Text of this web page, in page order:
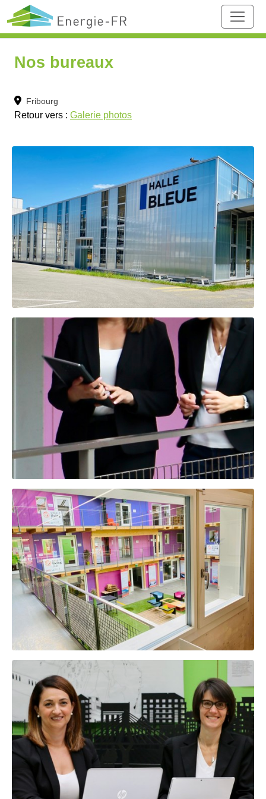
Nos bureaux
Fribourg
Retour vers : Galerie photos